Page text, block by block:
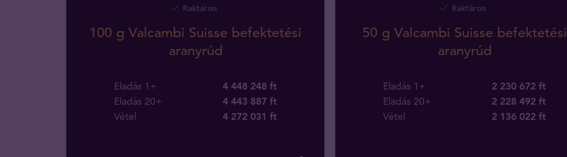
Raktáron
100 g Valcambi Suisse befektetési
aranyrúd
Eladás 1+
4 448 248 ft
Eladás 20+
4 443 887 ft
Vétel
4 272 031 ft
Raktáron
50 g Valcambi Suisse befektetési
aranyrúd
Eladás 1+
2 230 672 ft
Eladás 20+
2 228 492 ft
Vétel
2 136 022 ft